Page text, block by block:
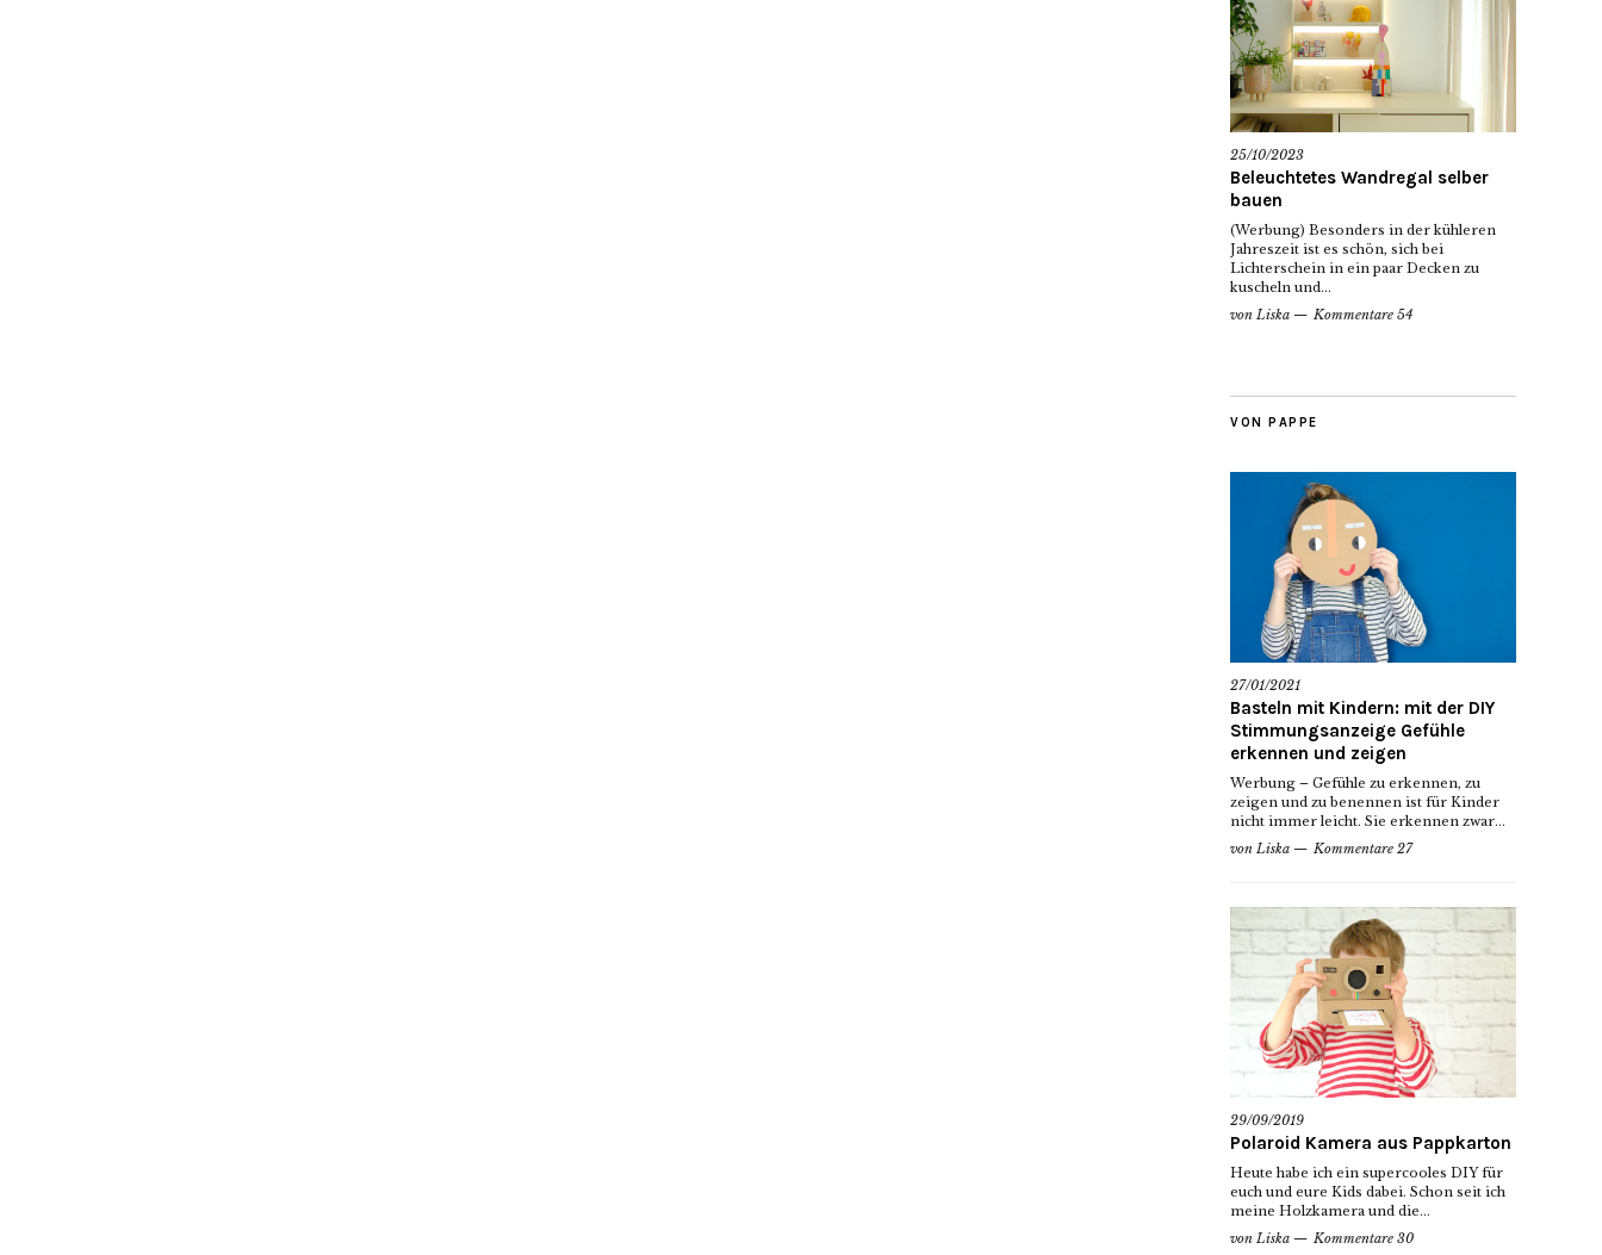
25/10/2023
Beleuchtetes Wandregal selber
bauen
(Werbung) Besonders in der kühleren
Jahreszeit ist es schön, sich bei
Lichterschein in ein paar Decken zu
kuscheln und...
von Liska Kommentare 54
VON PAPPE
27/01/2021
Basteln mit Kindern: mit der DIY
Stimmungsanzeige Gefühle
erkennen und zeigen
Werbung – Gefühle zu erkennen, zu
zeigen und zu benennen ist für Kinder
nicht immer leicht. Sie erkennen zwar...
von Liska Kommentare 27
29/09/2019
Polaroid Kamera aus Pappkarton
Heute habe ich ein supercooles DIY für
euch und eure Kids dabei. Schon seit ich
meine Holzkamera und die...
von Liska Kommentare 30